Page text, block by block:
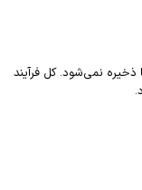
ذخیره نمی‌شود. کل فرآیند